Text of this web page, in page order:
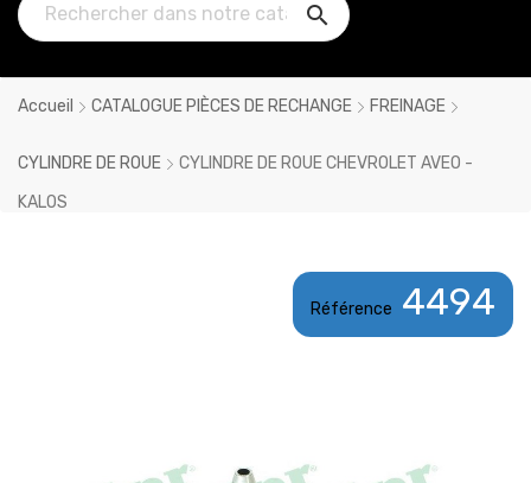
250DT D'ACHATS

Accueil CATALOGUE PIÈCES DE RECHANGE FREINAGE
CYLINDRE DE ROUE
CYLINDRE DE ROUE CHEVROLET AVEO -
KALOS
Référence 4494